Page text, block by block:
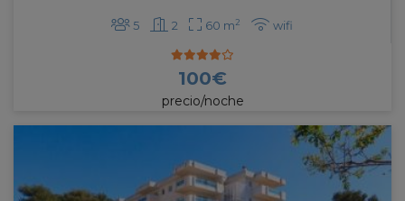
5 2 60 m2 wifi
100€
precio/noche